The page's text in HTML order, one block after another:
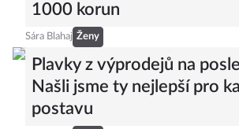
1000 korun
Sára Blahaj Ženy
Plavky z výprodejů na
Našli jsme ty nejlepší pro
postavu